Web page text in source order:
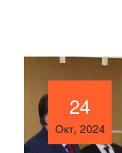
24
Окт, 2024
24
Окт, 2024